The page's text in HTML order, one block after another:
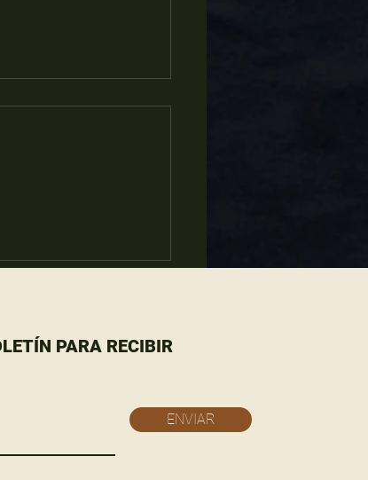
lugar de
PARA RECIBIR
ENVIAR